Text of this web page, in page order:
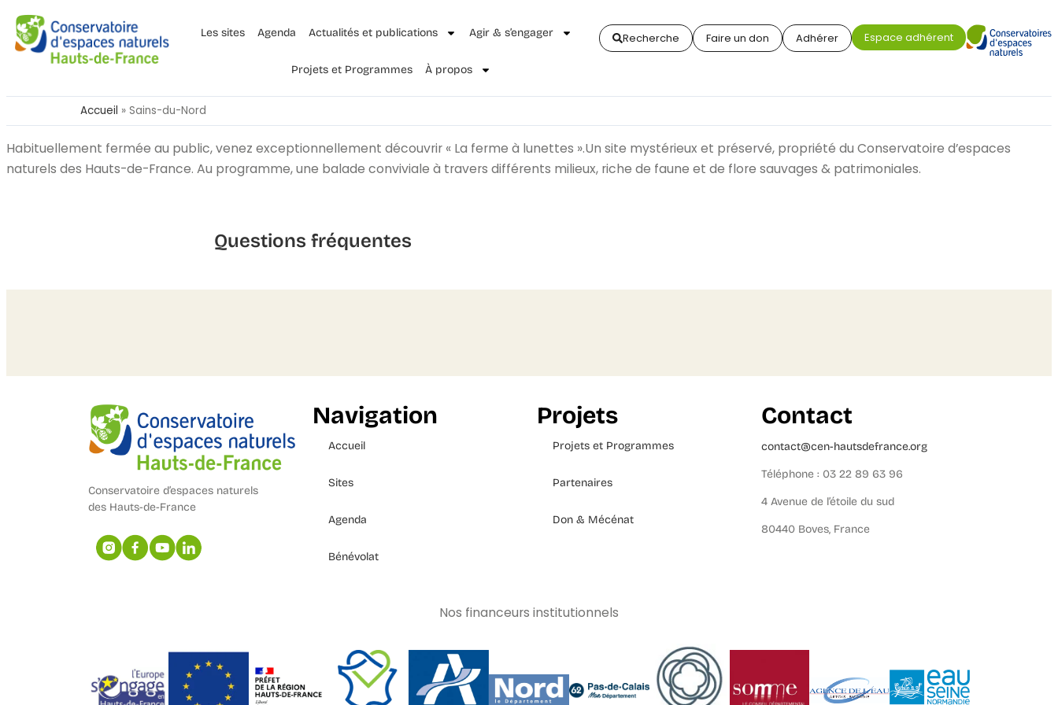
Les sites Agenda Actualités et publications Agir & s’engager
Projets et Programmes À propos
Recherche Faire un don Adhérer Espace adhérent
Accueil » Sains-du-Nord
Habituellement fermée au public, venez exceptionnellement découvrir « La ferme à lunettes ».Un site mystérieux et préservé, propriété du Conservatoire d’espaces
naturels des Hauts-de-France. Au programme, une balade conviviale à travers différents milieux, riche de faune et de flore sauvages & patrimoniales.
Questions fréquentes
Conservatoire d’espaces naturels
des Hauts-de-France
Navigation
Accueil
Sites
Agenda
Bénévolat
Projets
Projets et Programmes
Partenaires
Don & Mécénat
Contact
contact@cen-hautsdefrance.org
Téléphone : 03 22 89 63 96
4 Avenue de l’étoile du sud
80440 Boves, France
Nos financeurs institutionnels